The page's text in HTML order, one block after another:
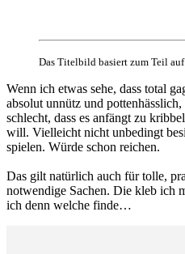
Das Titelbild basiert zum Teil
Wenn ich etwas sehe, dass total
absolut unnütz und
schlecht, dass es anfängt zu
will. Vielleicht nicht unbedingt
spielen. Würde schon reichen.
Das gilt natürlich auch für tolle,
notwendige Sachen. Die kleb ich
ich denn welche finde…